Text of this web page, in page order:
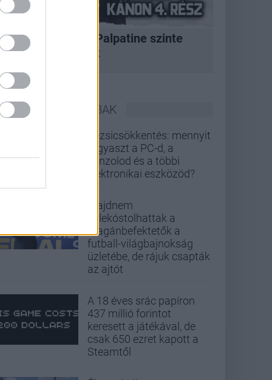
korszak, amikor Palpatine szinte
bármit megtehetett
LEGOLVASOTTABBAK
Rezsicsökkentés: mennyit
fogyaszt a PC-d, a
konzolod és a többi
elektronikai eszközöd?
Majdnem
belekóstolhattak a
magánbefektetők a
futball-világbajnokság
üzletébe, de rájuk csapták
az ajtót
A 18 éves srác papíron
437 millió forintot
keresett a játékával, de
csak 650 ezret kapott a
Steamtől